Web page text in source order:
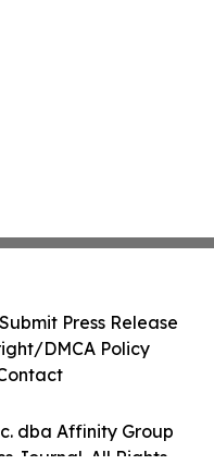
dba Affinity Group
Journal. All Rights
Submit Press Release
DMCA Policy